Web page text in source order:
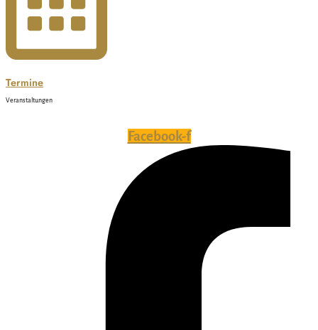
Termine
Veranstaltungen
Facebook-f